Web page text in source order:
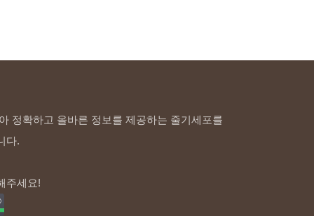
정확하고 올바른 정보를 제공하는 줄기세포를
다.
주세요!